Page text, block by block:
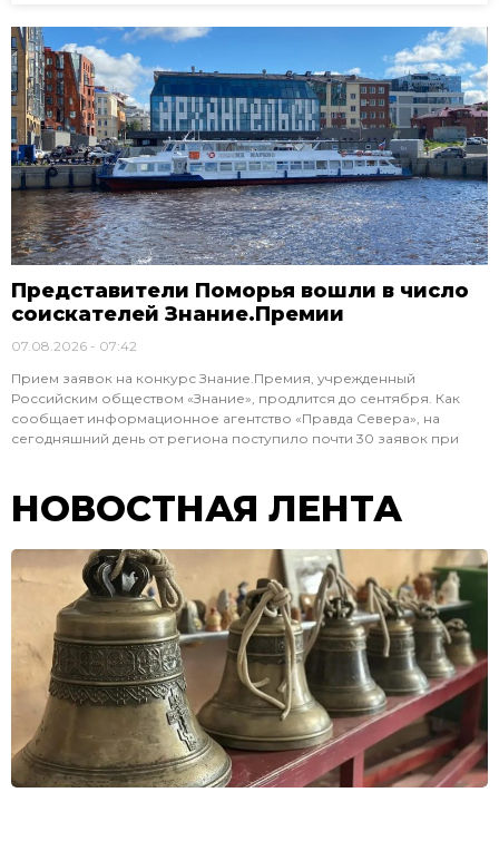
Представители Поморья вошли в число
соискателей Знание.Премии
07.08.2026
07:42
Прием заявок на конкурс Знание.Премия, учрежденный
Российским обществом «Знание», продлится до сентября. Как
сообщает информационное агентство «Правда Севера», на
сегодняшний день от региона поступило почти 30 заявок при
НОВОСТНАЯ ЛЕНТА